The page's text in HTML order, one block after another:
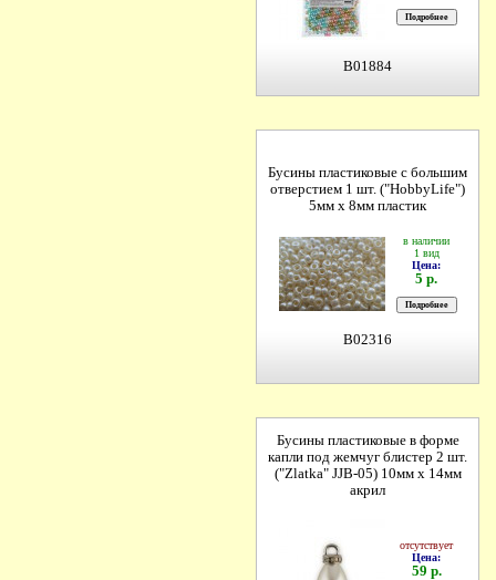
B01884
Бусины пластиковые с большим
отверстием 1 шт. ("HobbyLife")
5мм х 8мм пластик
в наличии
1 вид
Цена:
5 р.
B02316
Бусины пластиковые в форме
капли под жемчуг блистер 2 шт.
("Zlatka" JJB-05) 10мм х 14мм
акрил
отсутствует
Цена:
59 р.